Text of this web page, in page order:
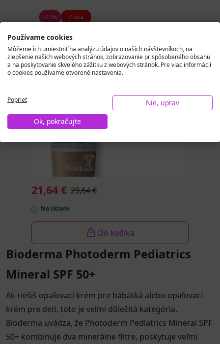
-27% Zľava
POSAY
250
21,64 € 29,64 €
Na sklade
Do košíka
Bioderma Photoderm Pediatrics
Mineral SPF 50+
Ak riešiš opaľovací krém pre bábätká alebo opaľovací
krém pre deti, toto je veľmi dôležitá kategória.
Bioderma uvádza, že Photoderm Pediatrics Mineral SPF
50+ kombinuje dva minerálne filtre, poskytuje veľmi
Používame cookies
Môžeme ich umiestniť na analýzu údajov o našich návštevníkoch, na
zlepšenie našich webových stránok, zobrazovanie prispôsobeného obsahu
a na poskytovanie skvelého zážitku z webových stránok. Pre viac informácií
o cookies používame otvorené nastavenia.
Poprieť
Nie, uprav
Ok, pokračujte